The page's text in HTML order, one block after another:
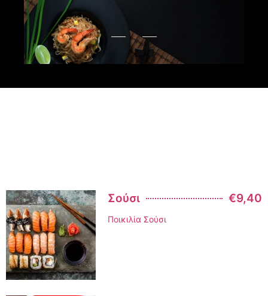
Σούσι €9,40
Ποικιλία Σούσι